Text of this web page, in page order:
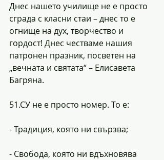
Днес нашето училище не е просто
сграда с класни стаи – днес то е
огнище на дух, творчество и
гордост! Днес честваме нашия
патронен празник, посветен на
„вечната и святата“ – Елисавета
Багряна.
51.СУ не е просто номер. То е:
- Традиция, която ни свързва;
- Свобода, която ни вдъхновява